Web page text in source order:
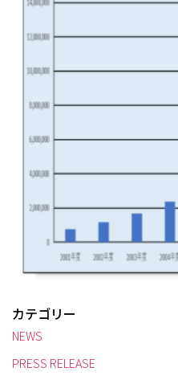
カテゴリー
NEWS
PRESS RELEASE